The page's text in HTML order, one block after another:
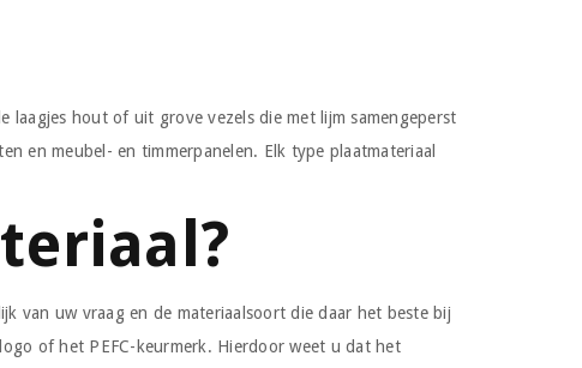
laagjes hout of uit grove vezels die met lijm samengeperst
en meubel- en timmerpanelen. Elk type plaatmateriaal
van uw vraag en de materiaalsoort die daar het beste bij
of het PEFC-keurmerk. Hierdoor weet u dat het